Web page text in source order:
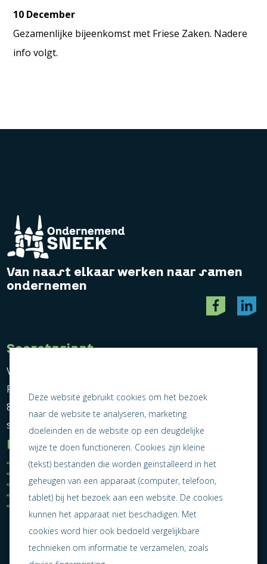
10 December
Gezamenlijke bijeenkomst met Friese Zaken. Nadere
info volgt.
Van naast elkaar werken naar samen
ondernemen
Secretariaat
Vereniging Ondernemend Sneek
Postbus 464
8600 AL Sneek
secretariaat@ondernemendsneek.nl
Informatie
Ledenoverzicht
Algemene voorwaarden
Privacy statement
Jaarverslag 2025
Nieuws
Lid worden
Contact
Deze website gebruikt cookies om het bezoek
naar de website te analyseren, marketing
doeleinden en de website op een deugdelijke
wijze te doen functioneren. Cookies zijn kleine
(tekst) bestanden die worden geïnstalleerd in het
geheugen van een apparaat (computer, telefoon,
tablet) bij het bezoek aan een website. De cookies
kunnen het apparaat niet beschadigen. Met
cookies word hier ook bedoeld vergelijkbare
technieken om informatie te verzamelen, zoals